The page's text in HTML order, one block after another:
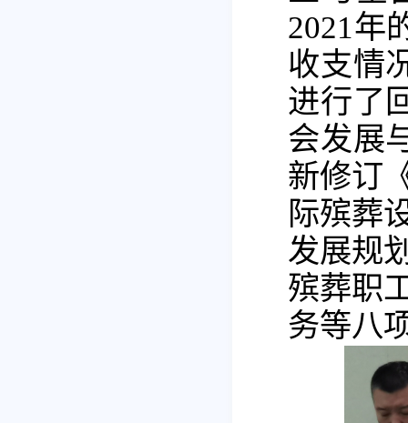
2021年
收支情
进行了
会发展
新修订
际殡葬
发展规
殡葬职
务等八